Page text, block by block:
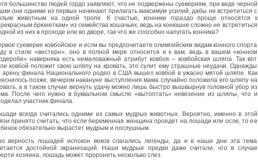
большинство людей гордо заявляют, что не подвержены суевериям, при виде черной
они одними из первых начинают прилагать максимум усилий, дабы не встретиться с
животным на одной тропе. К счастью, конники гораздо проще относятся к
брюнеткам» из семейства кошачьих, ведь на конюшне сложно не встретиться
из них в проходе или во дворе, так что же способно напугать конника?
суеверие ковбойское и если вы предпочитаете олимпийским видам конного спорта
в стиле «вестерн», оно в полной мере относится и к вам, ведь в вашем «конном
наверняка есть немаловажный атрибут ковбоя – ковбойская шляпа. Так вот
ковбой положит свою шляпу на кровать, это сулит ему страшные неудачи. Однажды
арену финала Национального родео в США вышел ковбой в ужасно мятой шляпе. Как
позже, вечером накануне выступления мама случайно положила его шляпу на
а в таком случае вернуть удачу можно лишь быстро вышвырнув головной убор из
После чего нужно в буквальном смысле «вытоптать» невезение из шляпы, что и
участник финала.
всегда считались одними из самых мудрых животных. Вероятно, именно в этой
принято считать, что если беременная женщина проедет на лошади или осле, то ее
обязательно вырастет мудрым и послушным.
верность лошадей испокон веков слагались легенды, да и в наши дни эта тема
достойной экранизаций. Наши мудрые предки даже считали, что в случае
хозяина, лошадь может проронить несколько слез.